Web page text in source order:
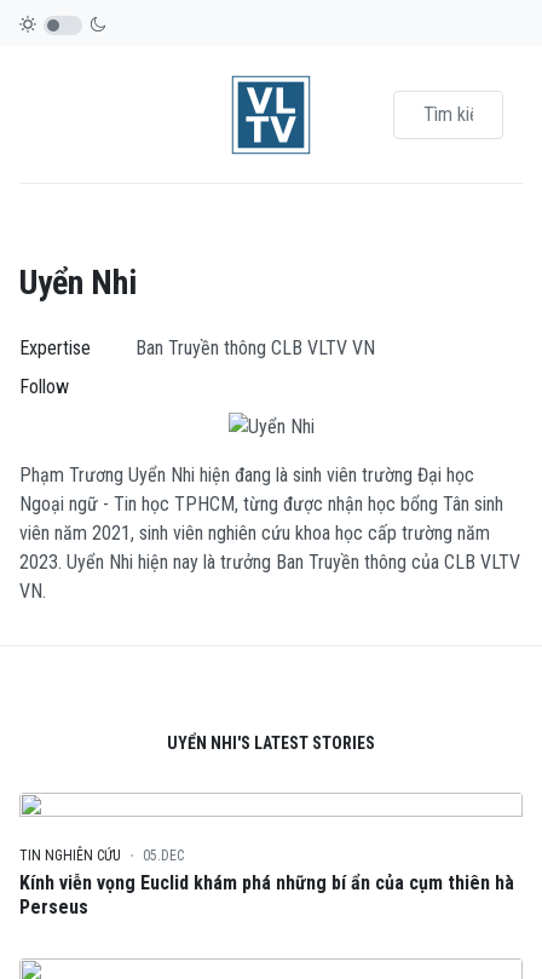
Uyển Nhi
Expertise
Ban Truyền thông CLB VLTV VN
Follow
Phạm Trương Uyển Nhi hiện đang là sinh viên trường Đại học
Ngoại ngữ - Tin học TPHCM, từng được nhận học bổng Tân sinh
viên năm 2021, sinh viên nghiên cứu khoa học cấp trường năm
2023. Uyển Nhi hiện nay là trưởng Ban Truyền thông của CLB VLTV
VN.
UYỂN NHI'S LATEST STORIES
TIN NGHIÊN CỨU 05.DEC
Kính viễn vọng Euclid khám phá những bí ẩn của cụm thiên hà
Perseus